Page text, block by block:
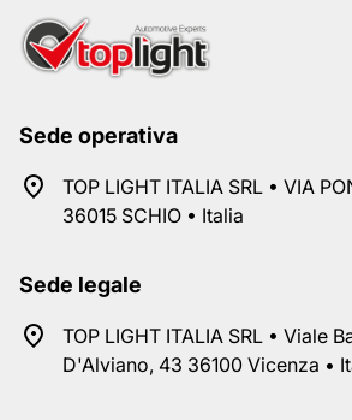
Sede operativa
TOP LIGHT ITALIA SRL • VIA
36015 SCHIO • Italia
Sede legale
TOP LIGHT ITALIA SRL • Viale
D'Alviano, 43 36100 Vicenza •